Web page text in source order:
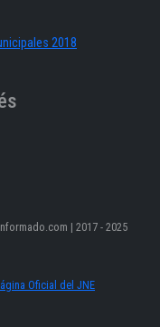
2018
| 2017 - 2025
Oficial del JNE